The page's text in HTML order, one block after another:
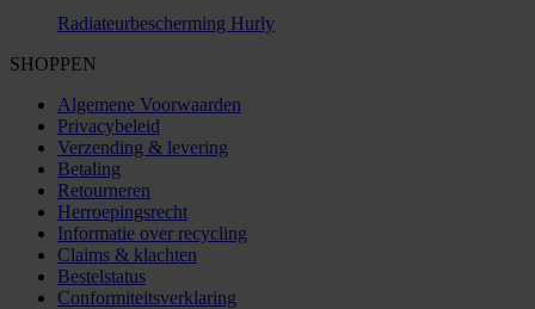
Radiateurbescherming Hurly
SHOPPEN
Algemene Voorwaarden
Privacybeleid
Verzending & levering
Betaling
Retourneren
Herroepingsrecht
Informatie over recycling
Claims & klachten
Bestelstatus
Conformiteitsverklaring